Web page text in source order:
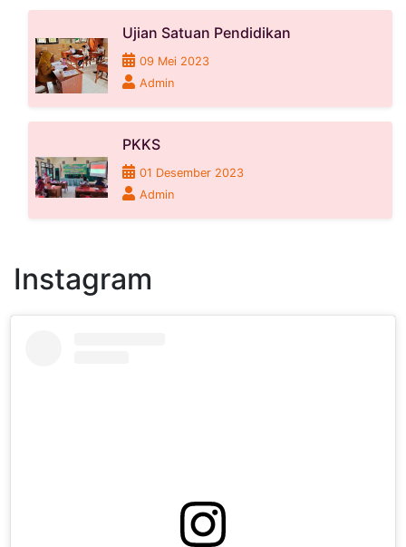
Ujian Satuan Pendidikan
09 Mei 2023
Admin
PKKS
01 Desember 2023
Admin
Instagram